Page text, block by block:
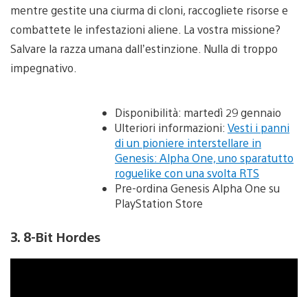
mentre gestite una ciurma di cloni, raccogliete risorse e
combattete le infestazioni aliene. La vostra missione?
Salvare la razza umana dall’estinzione. Nulla di troppo
impegnativo.
Disponibilità: martedì 29 gennaio
Ulteriori informazioni: Vesti i panni
di un pioniere interstellare in
Genesis: Alpha One, uno sparatutto
roguelike con una svolta RTS
Pre-ordina Genesis Alpha One su
PlayStation Store
3. 8-Bit Hordes